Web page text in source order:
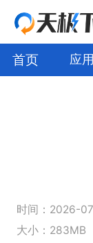
首页 应用
大小：283MB